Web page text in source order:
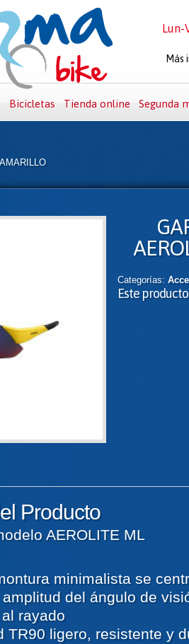
Bicicletas Tienda online Segunda
Categorías:
Este
Producto
AEROLITE ML
minimalista se
del ángulo de
rayado
TR90 ligero, resistente y
Lun-
Más